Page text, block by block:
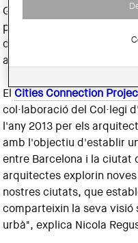
GENEVA, que es va poder
passat mes de novembre
d’habitatge col·lectiu
arquitectes de Ginebra.
ElCities Connection
col·laboració del Col·legi
l'any 2013 per els
amb l'objectiu d'establir
entre Barcelona i la ciutat
arquitectes explorin
nostres ciutats, que
comparteixin la seva
urbà", explica Nicola